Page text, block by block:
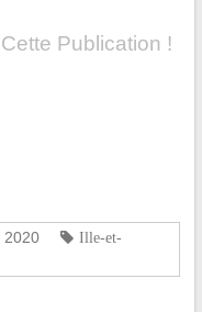
Publication !
2020
Ille-et-